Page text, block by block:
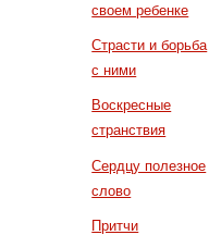
своем ребенке
Страсти и борьба
с ними
Воскресные
странствия
Сердцу полезное
слово
Притчи